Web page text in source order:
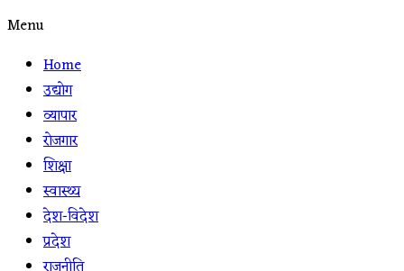
Menu
Home
उद्योग
व्यापार
रोजगार
शिक्षा
स्वास्थ्य
देश-विदेश
प्रदेश